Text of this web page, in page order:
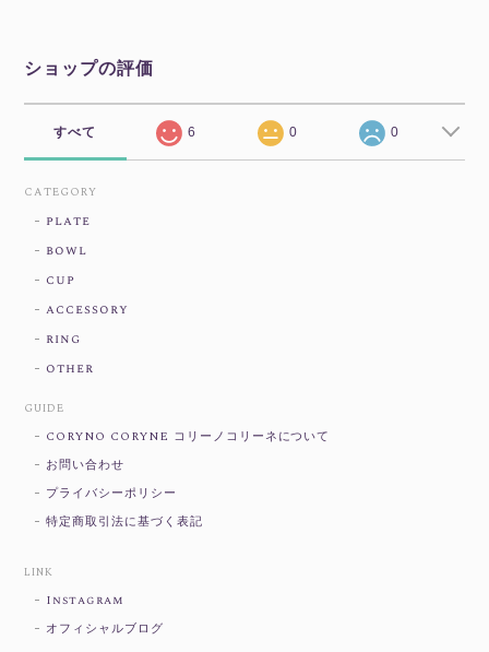
ショップの評価
すべて 6 0 0
CATEGORY
plate
bowl
cup
accessory
ring
other
GUIDE
CORYNO CORYNE コリーノコリーネについて
お問い合わせ
プライバシーポリシー
特定商取引法に基づく表記
LINK
Instagram
オフィシャルブログ